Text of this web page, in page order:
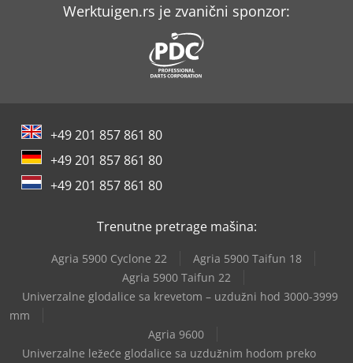
Werktuigen.rs je zvanični sponzor:
+49 201 857 861 80
+49 201 857 861 80
+49 201 857 861 80
Trenutne pretrage mašina:
Agria 5900 Cyclone 22
Agria 5900 Taifun 18
Agria 5900 Taifun 22
Univerzalne glodalice sa krevetom – uzdužni hod 3000-3999
mm
Agria 9600
Univerzalne ležeće glodalice sa uzdužnim hodom preko